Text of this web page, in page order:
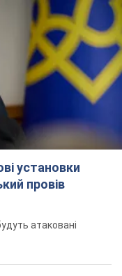
установки
провів
атаковані